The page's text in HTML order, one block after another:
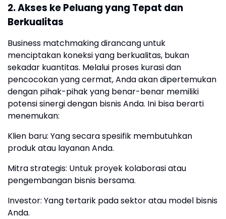
2. Akses ke Peluang yang Tepat dan
Berkualitas
Business matchmaking dirancang untuk
menciptakan koneksi yang berkualitas, bukan
sekadar kuantitas. Melalui proses kurasi dan
pencocokan yang cermat, Anda akan dipertemukan
dengan pihak-pihak yang benar-benar memiliki
potensi sinergi dengan bisnis Anda. Ini bisa berarti
menemukan:
Klien baru: Yang secara spesifik membutuhkan
produk atau layanan Anda.
Mitra strategis: Untuk proyek kolaborasi atau
pengembangan bisnis bersama.
Investor: Yang tertarik pada sektor atau model bisnis
Anda.